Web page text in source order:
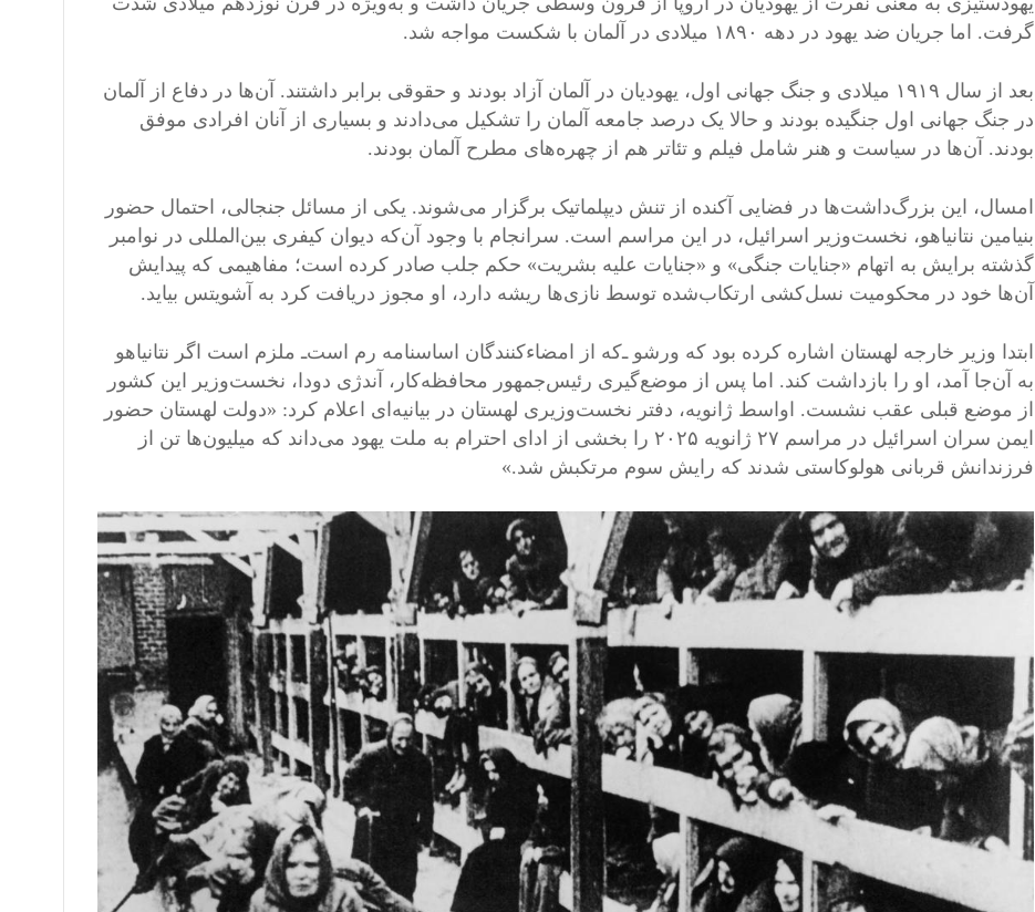
گرفت. اما جریان ضد یهود در دهه ۱۸۹۰ میلادی در آلمان با شکست مواجه شد.
بعد از سال ۱۹۱۹ میلادی و جنگ جهانی اول، یهودیان در آلمان آزاد بودند و حقوقی برابر داشتند. آن‌ها در دفاع از آلمان
در جنگ جهانی اول جنگیده بودند و حالا یک درصد جامعه آلمان را تشکیل می‌دادند و بسیاری از آنان افرادی موفق
بودند. آن‌ها در سیاست و هنر شامل فیلم و تئاتر هم از چهره‌های مطرح آلمان بودند.
امسال، این بزرگ‌داشت‌ها در فضایی آکنده از تنش دیپلماتیک برگزار می‌شوند. یکی از مسائل جنجالی، احتمال حضور
بنیامین نتانیاهو، نخست‌وزیر اسرائیل، در این مراسم است. سرانجام با وجود آن‌که دیوان کیفری بین‌المللی در نوامبر
گذشته برایش به اتهام «جنایات جنگی» و «جنایات علیه بشریت» حکم جلب صادر کرده است؛ مفاهیمی که پیدایش
آن‌ها خود در محکومیت نسل‌کشی ارتکاب‌شده توسط نازی‌ها ریشه دارد، او مجوز دریافت کرد به آشویتس بیاید.
ابتدا وزیر خارجه لهستان اشاره کرده بود که ورشو ـ‌که از امضاء‌کنندگان اساسنامه رم است‌ـ ملزم است اگر نتانیاهو
به آن‌جا آمد، او را بازداشت کند. اما پس از موضع‌گیری رئیس‌جمهور محافظه‌کار، آندژی دودا، نخست‌وزیر این کشور
از موضع قبلی عقب نشست. اواسط ژانویه، دفتر نخست‌وزیری لهستان در بیانیه‌ای اعلام کرد: «دولت لهستان حضور
ایمن سران اسرائیل در مراسم ۲۷ ژانویه ۲۰۲۵ را بخشی از ادای احترام به ملت یهود می‌داند که میلیون‌ها تن از
فرزندانش قربانی هولوکاستی شدند که رایش سوم مرتکبش شد.»